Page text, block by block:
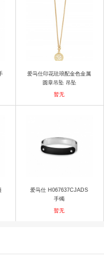
爱马仕印花珐琅配金色金属
圆章吊坠 吊坠
暂无
爱马仕 H067637CJADS
手镯
暂无